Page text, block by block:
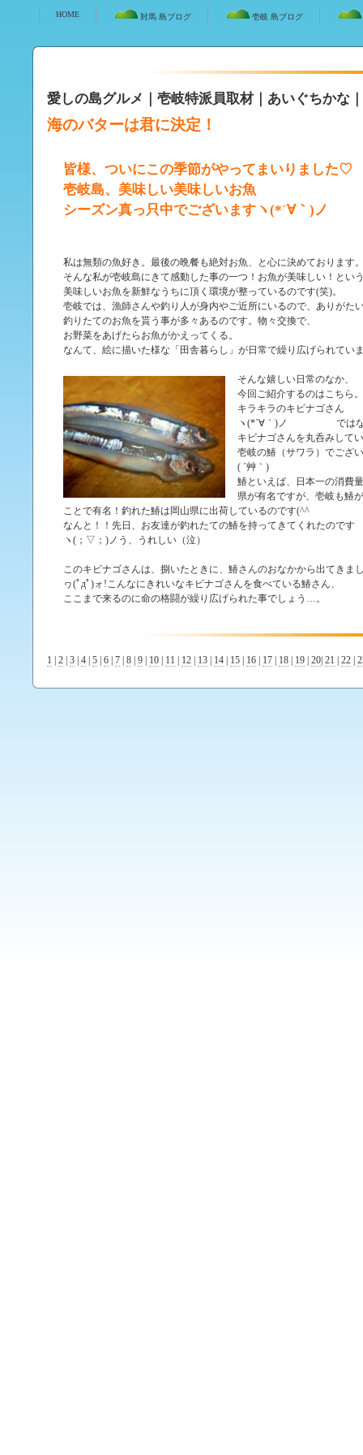
HOME 対馬 島ブログ 壱岐 島ブログ
愛しの島グルメ｜壱岐特派員取材｜ あいぐちかな
海のバターは君に決定！
皆様、ついにこの季節がやってまいりました♡
壱岐島、美味しい美味しいお魚
シーズン真っ只中でございますヽ(*´∀｀)ノ
私は無類の魚好き。最後の晩餐も絶対お魚、と心に決めております
そんな私が壱岐島にきて感動した事の一つ！お魚が美味しい！とい
美味しいお魚を新鮮なうちに頂く環境が整っているのです(笑)。
壱岐では、漁師さんや釣り人が身内やご近所にいるので、ありがた
釣りたてのお魚を貰う事が多々あるのです。物々交換で、
お野菜をあげたらお魚がかえってくる。
なんて、絵に描いた様な「田舎暮らし」が日常で繰り広げられてい
そんな嬉しい日常のなか、
今回ご紹介するのはこちら。
キラキラのキビナゴさん
ヽ(*´∀｀)ノ ではな
キビナゴさんを丸呑みして
壱岐の鰆（サワラ）でござ
( ´艸｀)
鰆といえば、日本一の消費
県が有名ですが、壱岐も鰆
ことで有名！釣れた鰆は岡山県に出荷しているのです(^^
なんと！！先日、お友達が釣れたての鰆を持ってきてくれたのです
ヽ(；▽；)ノう、うれしい（泣）
このキビナゴさんは、捌いたときに、鰆さんのおなかから出てきま
ヮ(ﾟдﾟ)ォ!こんなにきれいなキビナゴさんを食べている鰆さん、
ここまで来るのに命の格闘が繰り広げられた事でしょう…。
1 2 3 4 5 6 7 8 9 10 11 12 13 14 15 16 17 18 19 20 21 22